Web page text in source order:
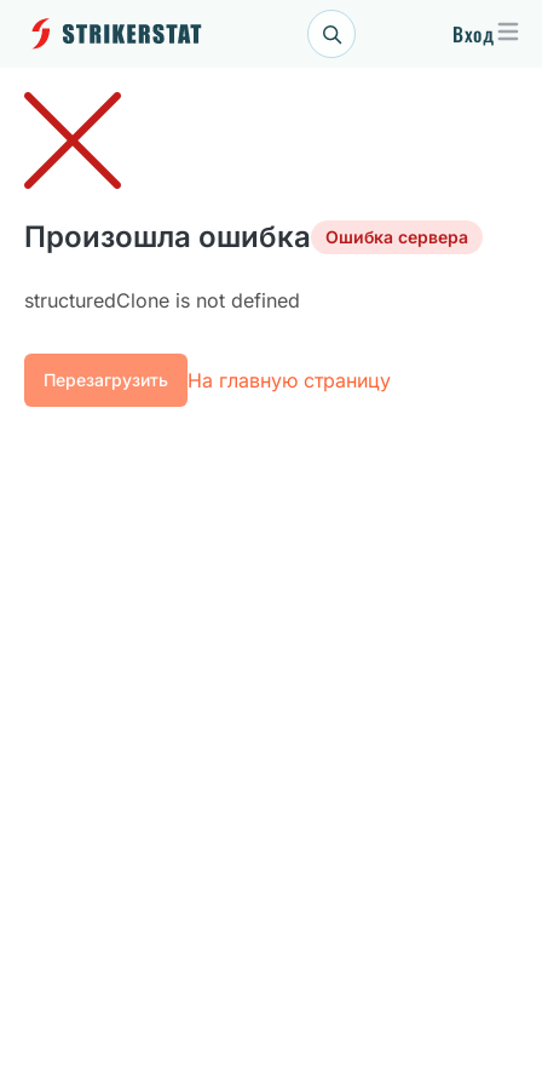
Вход
Произошла ошибка Ошибка сервера
structuredClone is not defined
Перезагрузить На главную страницу